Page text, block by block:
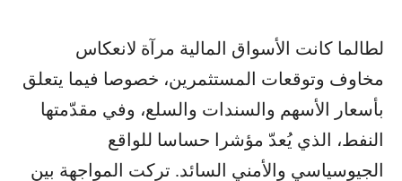
لطالما كانت الأسواق المالية مرآة لانعكاس
مخاوف وتوقعات المستثمرين، خصوصا فيما يتعلق
بأسعار الأسهم والسندات والسلع، وفي مقدّمتها
النفط، الذي يُعدّ مؤشرا حساسا للواقع
الجيوسياسي والأمني السائد. تركت المواجهة بين